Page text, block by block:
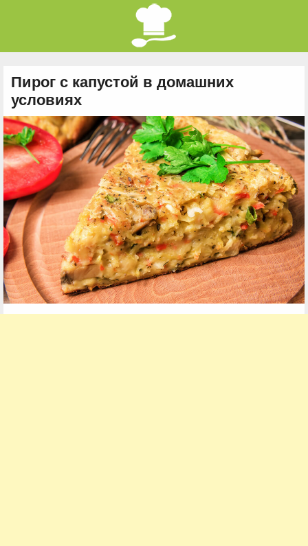
Пирог с капустой в домашних
условиях